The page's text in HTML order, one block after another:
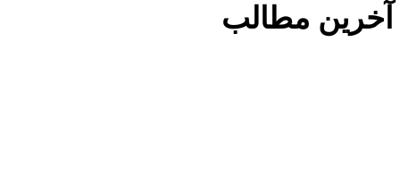
آخرین مطالب